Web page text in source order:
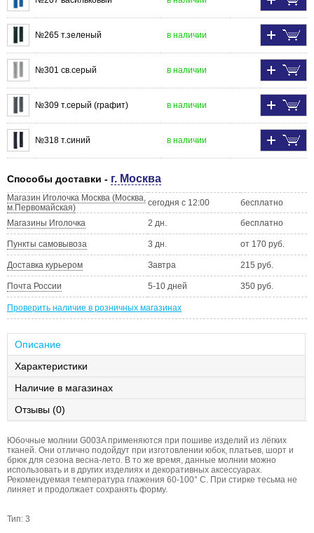
№265 т.зеленый в наличии
№301 св.серый в наличии
№309 т.серый (графит) в наличии
№318 т.синий в наличии
Способы доставки - г. Москва
Магазин Иголочка Москва (Москва,
м.Первомайская)
сегодня с 12:00 бесплатно
Магазины Иголочка 2 дн. бесплатно
Пункты самовывоза 3 дн. от 170 руб.
Доставка курьером Завтра 215 руб.
Почта России 5-10 дней 350 руб.
Проверить наличие в розничных магазинах
Описание
Характеристики
Наличие в магазинах
Отзывы (0)
Юбочные молнии G003A применяются при пошиве изделий из лёгких
тканей. Они отлично подойдут при изготовлении юбок, платьев, шорт и
брюк для сезона весна-лето. В то же время, данные молнии можно
использовать и в других изделиях и декоративных аксессуарах.
Рекомендуемая температура глажения 60-100° С. При стирке тесьма не
линяет и продолжает сохранять форму.
Тип: 3